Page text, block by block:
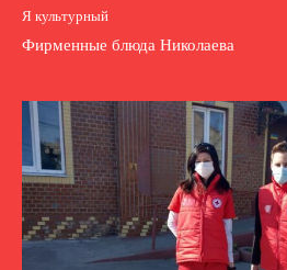
Я культурный
Фирменные блюда Николаева